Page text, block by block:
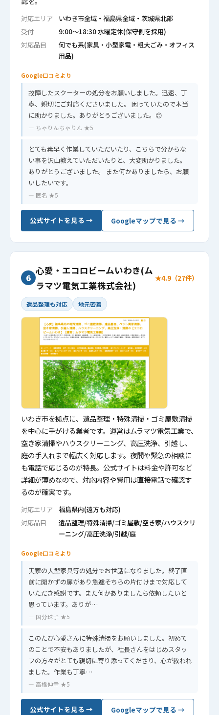
対応エリア
いわき市全域・福島県全域・茨城県北部
受付
9:00〜18:30 水曜定休(保守側を採用)
対応品目
何でも系(家具・小型家電・粗大ごみ・オフィス
用品)
Google口コミより
故障したスクーターの処分をお願いしました。迅速、丁
寧、親切にご対応くださいました。 困っていたので本当
に助かりました。ありがとうございました。😊
— ちゃりんちゃりん ★5
とても素早く作業していただいたり、こちらで分からな
い事を沢山教えていただいたりと、大変助かりました。
ありがとうございました。 また何かありましたら、お願
いしたいです。
— 匿名 ★5
公式サイトを見る → Googleマップで見る →
6
心愛・エコロビームいわき(ム
ラマツ電気工業株式会社)
★4.9（27件）
遺品整理も対応 地元密着
いわき市を拠点に、遺品整理・特殊清掃・ゴミ屋敷清掃
を中心に手がける業者です。運営はムラマツ電気工業で、
空き家清掃やハウスクリーニング、高圧洗浄、引越し、
庭の手入れまで幅広く対応します。夜間や緊急の相談に
も電話で応じるのが特長。公式サイトは料金や許可など
詳細が薄めなので、対応内容や費用は直接電話で確認す
るのが確実です。
対応エリア
福島県内(遠方も対応)
対応品目
遺品整理/特殊清掃/ゴミ屋敷/空き家/ハウスクリ
ーニング/高圧洗浄/引越/庭
Google口コミより
実家の大型家具等の処分でお世話になりました。終了直
前に開かずの扉があり急遽そちらの片付けまで対応して
いただき感謝です。また何かありましたら依頼したいと
思っています。ありが…
— 国分珠子 ★5
このたび心愛さんに特殊清掃をお願いしました。初めて
のことで不安もありましたが、社長さんをはじめスタッ
フの方々がとても親切に寄り添ってくださり、心が救われ
ました。作業も丁寧…
— 高橋伸幸 ★5
公式サイトを見る → Googleマップで見る →